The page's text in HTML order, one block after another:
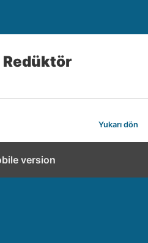
Redüktör
Yukarı dön
version